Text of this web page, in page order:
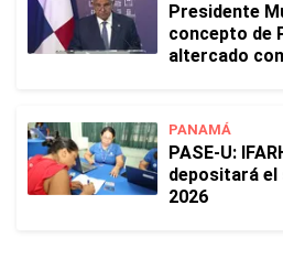
Presidente
concepto de
altercado
PANAMÁ
PASE-U:
depositará el
2026